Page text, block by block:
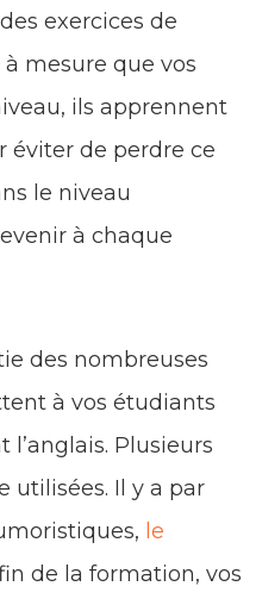
exercices de
mesure que vos
ils apprennent
éviter de perdre ce
le niveau
à chaque
des nombreuses
à vos étudiants
l’anglais. Plusieurs
utilisées. Il y a par
le
de la formation, vos